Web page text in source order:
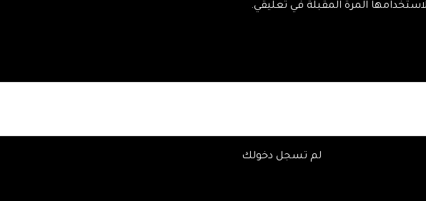
المرة المقبلة في تعليقي.
لم تسجل دخولك